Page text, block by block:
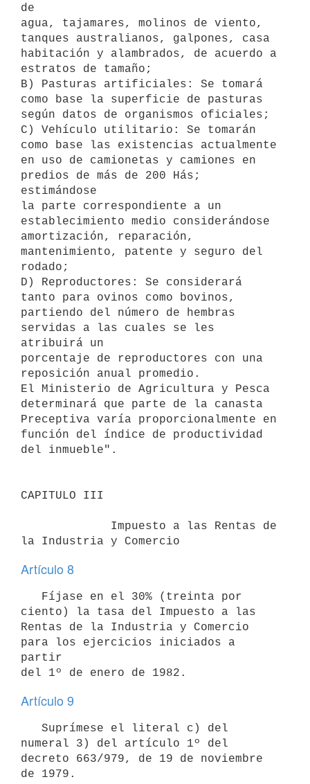
de
agua, tajamares, molinos de viento,
tanques australianos, galpones, casa
habitación y alambrados, de acuerdo a
estratos de tamaño;
B) Pasturas artificiales: Se tomará
como base la superficie de pasturas
según datos de organismos oficiales;
C) Vehículo utilitario: Se tomarán
como base las existencias actualmente
en uso de camionetas y camiones en
predios de más de 200 Hás;
estimándose
la parte correspondiente a un
establecimiento medio considerándose
amortización, reparación,
mantenimiento, patente y seguro del
rodado;
D) Reproductores: Se considerará
tanto para ovinos como bovinos,
partiendo del número de hembras
servidas a las cuales se les
atribuirá un
porcentaje de reproductores con una
reposición anual promedio.
El Ministerio de Agricultura y Pesca
determinará que parte de la canasta
Preceptiva varía proporcionalmente en
función del índice de productividad
del inmueble".
CAPITULO III
la Industria y Comercio
Artículo 8
ciento) la tasa del Impuesto a las
Rentas de la Industria y Comercio
para los ejercicios iniciados a
partir
del 1º de enero de 1982.
Artículo 9
numeral 3) del artículo 1º del
decreto 663/979, de 19 de noviembre
de 1979.